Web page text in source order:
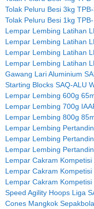
Tolak Peluru Besi 3kg
Tolak Peluru Besi 1kg TPB-
Lempar Lembing Latihan
Lempar Lembing Latihan
Lempar Lembing Latihan
Lempar Lembing Latihan
Gawang Lari Aluminium
Starting Blocks SAQ-ALU
Lempar Lembing 600g
Lempar Lembing 700g
Lempar Lembing 800g
Lempar Lembing
Lempar Lembing
Lempar Lembing
Lempar Cakram Kompetisi
Lempar Cakram
Lempar Cakram Kompetisi
Speed Agility Hoops Liga
Cones Mangkok